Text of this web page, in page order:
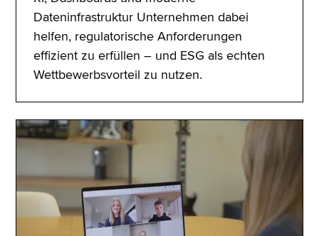
Dateninfrastruktur Unternehmen dabei
helfen, regulatorische Anforderungen
effizient zu erfüllen – und ESG als echten
Wettbewerbsvorteil zu nutzen.